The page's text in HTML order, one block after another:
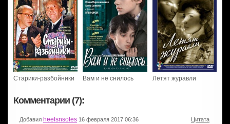
Старики-разбойники Вам и не снилось Летят журавли
Комментарии (7):
Добавил heelsnsoles 16 февраля 2017 06:36 Цитата